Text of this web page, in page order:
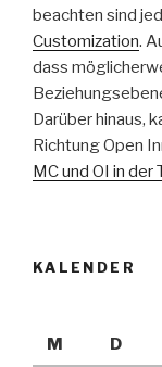
beachten sind
Customization.
dass
Darüber hinaus,
Richtung Open
MC und OI in der
KALENDER
M
D